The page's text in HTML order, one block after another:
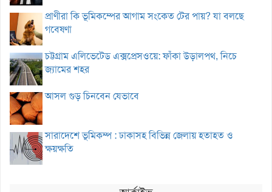
প্রাণীরা কি ভূমিকম্পের আগাম সংকেত টের পায়? যা বলছে
গবেষণা
চট্টগ্রাম এলিভেটেড এক্সপ্রেসওয়ে: ফাঁকা উড়ালপথ, নিচে
জ্যামের শহর
আসল গুড় চিনবেন যেভাবে
সারাদেশে ভূমিকম্প : ঢাকাসহ বিভিন্ন জেলায় হতাহত ও
ক্ষয়ক্ষতি